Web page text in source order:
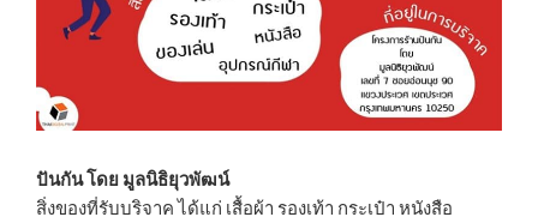
ปันกัน โดย มูลนิธิยุวพัฒน์
สิ่งของที่รับบริจาค ได้แก่ เสื้อผ้า รองเท้า กระเป๋า หนังสือ